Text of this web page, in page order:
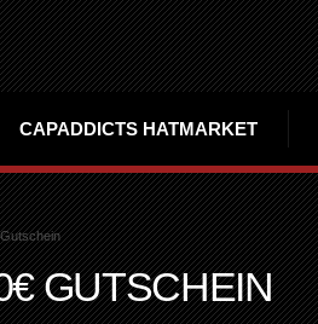
CAPADDICTS HATMARKET
GUTSCHEIN